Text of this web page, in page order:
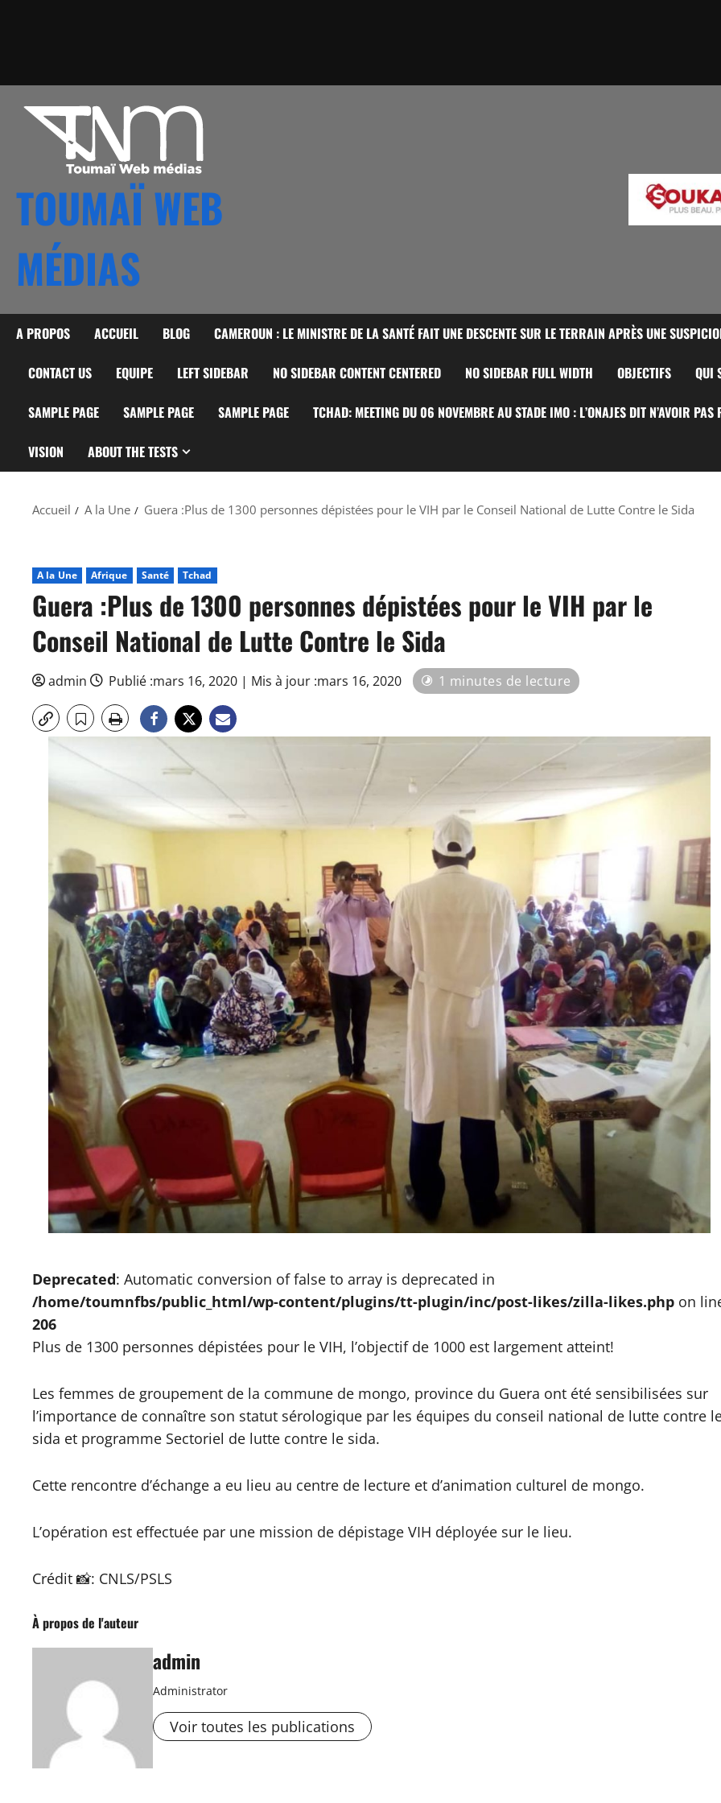
TOUMAÏ WEB
MÉDIAS
A PROPOS ACCUEIL BLOG CAMEROUN : LE MINISTRE DE LA SANTÉ FAIT UNE DESCENTE SUR LE TERRAIN APRÈS UNE
CONTACT US EQUIPE LEFT SIDEBAR NO SIDEBAR CONTENT CENTERED NO SIDEBAR FULL WIDTH OBJECTIFS QUI
SAMPLE PAGE SAMPLE PAGE SAMPLE PAGE TCHAD: MEETING DU 06 NOVEMBRE AU STADE IMO : L’ONAJES DIT N’AVOIR PAS
VISION ABOUT THE TESTS
Accueil A la Une Guera :Plus de 1300 personnes dépistées pour le VIH par le Conseil National de Lutte Contre le Sida
A la Une Afrique Santé Tchad
Guera :Plus de 1300 personnes dépistées pour le VIH par le
Conseil National de Lutte Contre le Sida
admin Publié :mars 16, 2020 | Mis à jour :mars 16, 2020 1 minutes de lecture
Deprecated: Automatic conversion of false to array is deprecated in
/home/toumnfbs/public_html/wp-content/plugins/tt-plugin/inc/post-likes/zilla-likes.php on
206
Plus de 1300 personnes dépistées pour le VIH, l’objectif de 1000 est largement atteint!
Les femmes de groupement de la commune de mongo, province du Guera ont été sensibilisées sur
l’importance de connaître son statut sérologique par les équipes du conseil national de lutte contre
sida et programme Sectoriel de lutte contre le sida.
Cette rencontre d’échange a eu lieu au centre de lecture et d’animation culturel de mongo.
L’opération est effectuée par une mission de dépistage VIH déployée sur le lieu.
Crédit 📸: CNLS/PSLS
À propos de l'auteur
admin
Administrator
Voir toutes les publications